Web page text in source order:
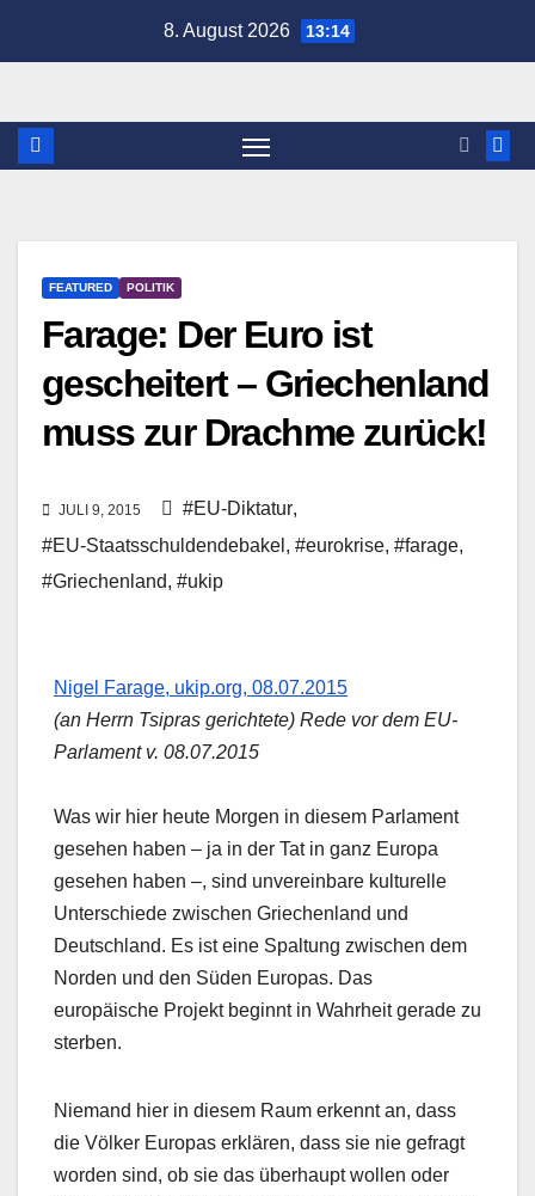
8. August 2026 13:14
FEATURED POLITIK
Farage: Der Euro ist
gescheitert – Griechenland
muss zur Drachme zurück!
JULI 9, 2015 #EU-Diktatur,
#EU-Staatsschuldendebakel , #eurokrise, #farage,
#Griechenland, #ukip
Nigel Farage, ukip.org, 08.07.2015
(an Herrn Tsipras gerichtete) Rede vor dem EU-
Parlament v. 08.07.2015
Was wir hier heute Morgen in diesem Parlament
gesehen haben – ja in der Tat in ganz Europa
gesehen haben –, sind unvereinbare kulturelle
Unterschiede zwischen Griechenland und
Deutschland. Es ist eine Spaltung zwischen dem
Norden und den Süden Europas. Das
europäische Projekt beginnt in Wahrheit gerade zu
sterben.
Niemand hier in diesem Raum erkennt an, dass
die Völker Europas erklären, dass sie nie gefragt
worden sind, ob sie das überhaupt wollen oder